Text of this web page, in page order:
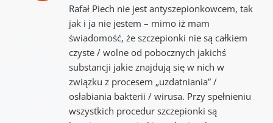
Rafał Piech nie jest antyszepionkowcem, tak
jak i ja nie jestem – mimo iż mam
świadomość, że szczepionki nie są całkiem
czyste / wolne od pobocznych jakichś
substancji jakie znajdują się w nich w
związku z procesem „uzdatniania” /
osłabiania bakterii / wirusa. Przy spełnieniu
wszystkich procedur szczepionki są